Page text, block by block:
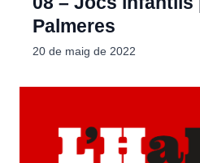
Palmeres
20 de maig de 2022